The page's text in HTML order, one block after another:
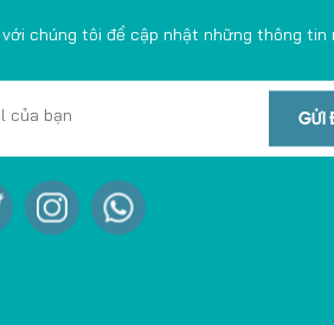
chúng tôi để cập nhật những thông tin